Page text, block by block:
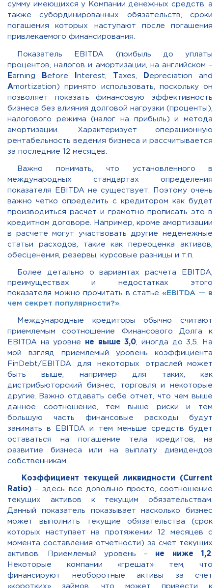
сумму имеющихся у Компании денежных средств, а
также субординированных обязательств, сроки
погашения которых наступают после погашения
привлекаемого финансирования.
Показатель EBITDA (прибыль до уплаты
процентов, налогов и амортизации, на английском –
Earning Before nterest, Taxes, Depreciation and
Amortization) принято использовать, поскольку он
позволяет показать финансовую эффективность
бизнеса без влияния долговой нагрузки (проценты),
налогового режима (налог на прибыль) и метода
амортизации. Характеризует операционную
рентабельность ведения бизнеса и рассчитывается
за последние 12 месяцев.
Важно понимать, что установленного в
международных стандартах определения
показателя EBITDA не существует. Поэтому очень
важно четко определить с кредитором как будет
производиться расчет и грамотно прописать это в
кредитном договоре. Например, кроме амортизации
в расчете могут участвовать другие неденежные
статьи расходов, такие как переоценка активов,
обесценения, резервы, курсовые разницы и т.п.
Более детально о вариантах расчета EBITDA,
преимуществах и недостатках этого
показателя можно прочитать в статье«EBITDA — в
чем секрет популярности?»
Международные кредиторы обычно считают
приемлемым соотношение Финансового Долга к
EBITDA на уровне не выше 3,0 , иногда до 3,5.
На
мой взгляд приемлемый уровень коэффициента
FinDebt/EBITDA для некоторых отраслей
может
быть выше
, например для таких, как
дистрибьюторский бизнес, торговля и некоторые
другие.
Важно отдавать себе отчет, что чем выше
данное соотношение, тем выше риски и тем
большую часть финансовые расходы будут
занимать в EBITDA и тем меньше средств будет
оставаться на погашение тела кредитов, на
развитие бизнеса или на выплату дивидендов
собственникам.
Коэффициент текущей ликвидности (Current
Ratio) – здесь все довольно просто, соотношение
текущих активов к текущим обязательствам.
Данный показатель показывает насколько бизнес
может выполнить текущие обязательства (срок
которых наступает на протяжении 12 месяцев с
момента составления отчетности) за счет текущих
активов . Приемлемый уровень – не ниже 1,2
Некоторые компании «грешат» тем, что
финансируют необоротные активы за счет
«коротких» займов, что может привести к